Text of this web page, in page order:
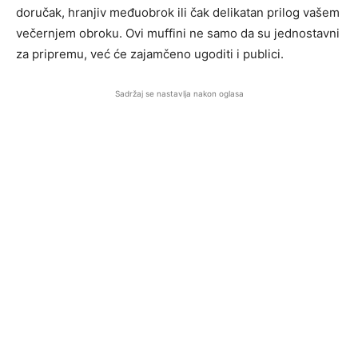
doručak, hranjiv međuobrok ili čak delikatan prilog vašem
večernjem obroku. Ovi muffini ne samo da su jednostavni
za pripremu, već će zajamčeno ugoditi i publici.
Sadržaj se nastavlja nakon oglasa